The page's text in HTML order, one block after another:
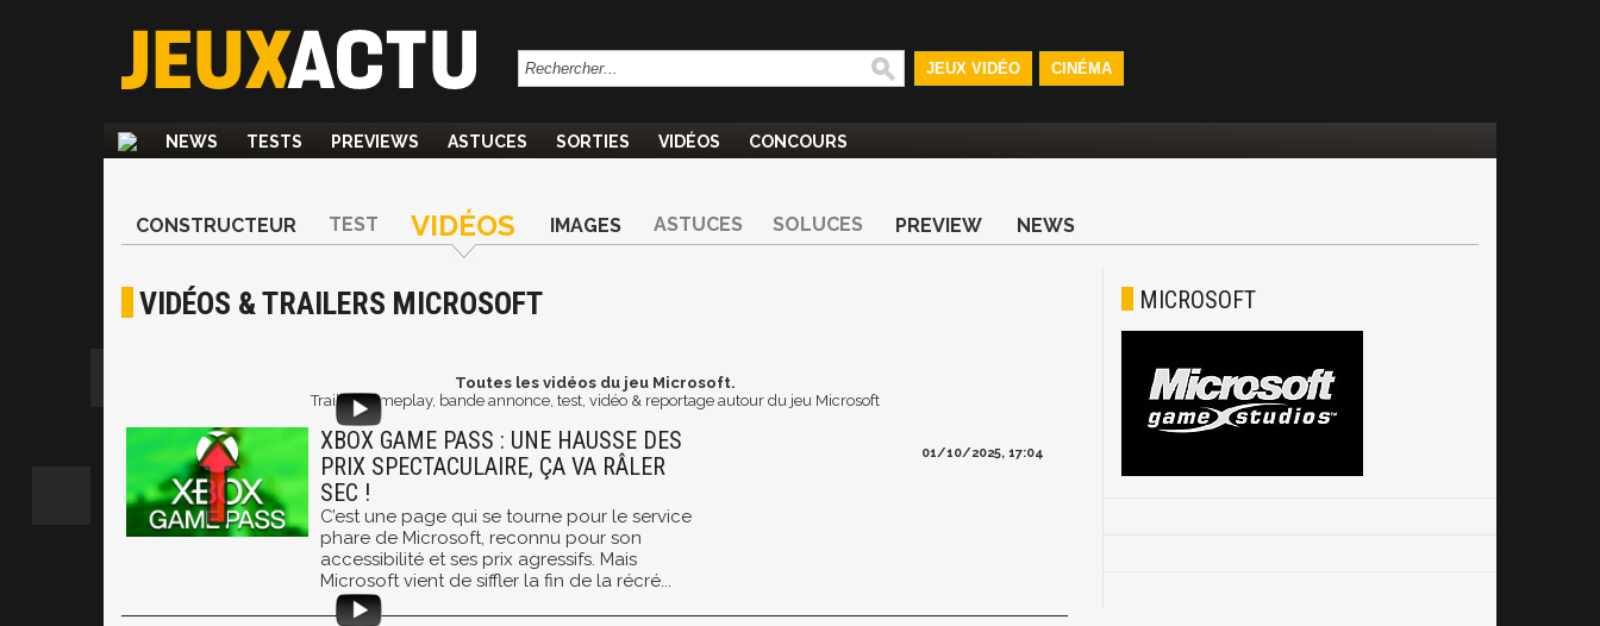
JEUX VIDÉO CINÉMA
NEWS TESTS PREVIEWS ASTUCES SORTIES VIDÉOS CONCOURS
CONSTRUCTEUR TEST VIDÉOS IMAGES ASTUCES SOLUCES PREVIEW NEWS
VIDÉOS & TRAILERS MICROSOFT
Toutes les vidéos du jeu Microsoft.
Trailer, gameplay, bande annonce, test, vidéo & reportage autour du jeu Microsoft
XBOX GAME PASS : UNE HAUSSE DES
PRIX SPECTACULAIRE, ÇA VA RÂLER
SEC !
C’est une page qui se tourne pour le service
phare de Microsoft, reconnu pour son
accessibilité et ses prix agressifs. Mais
Microsoft vient de siffler la fin de la récré...
01/10/2025, 17:04
MICROSOFT